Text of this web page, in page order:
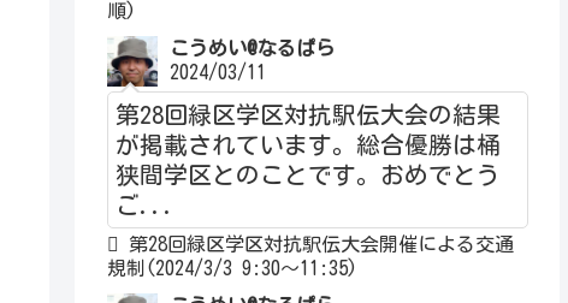
順)
こうめい@なるぱら
2024/03/11
第28回緑区学区対抗駅伝大会の結果
が掲載されています。総合優勝は桶
狭間学区とのことです。おめでとう
ご...
第28回緑区学区対抗駅伝大会開催による交通
規制(2024/3/3 9:30～11:35)